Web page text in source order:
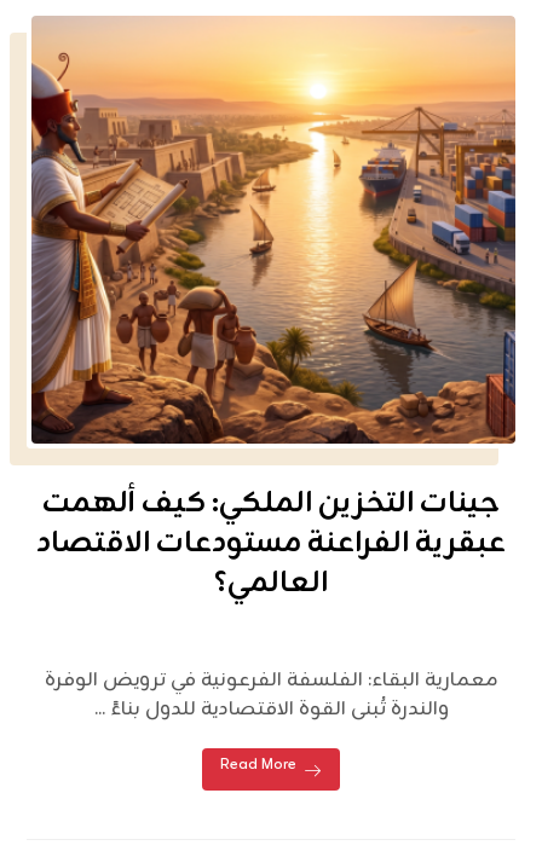
جينات التخزين الملكي: كيف ألهمت
عبقرية الفراعنة مستودعات الاقتصاد
العالمي؟
معمارية البقاء: الفلسفة الفرعونية في ترويض الوفرة
والندرة تُبنى القوة الاقتصادية للدول بناءً ...
Read More